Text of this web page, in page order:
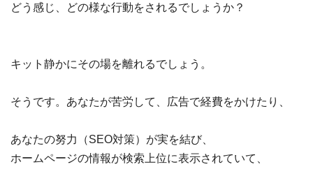
どう感じ、どの様な行動をされるでしょうか？
キット静かにその場を離れるでしょう。
そうです。あなたが苦労して、広告で経費をかけたり、
あなたの努力（SEO対策）が実を結び、
ホームページの情報が検索上位に表示されていて、